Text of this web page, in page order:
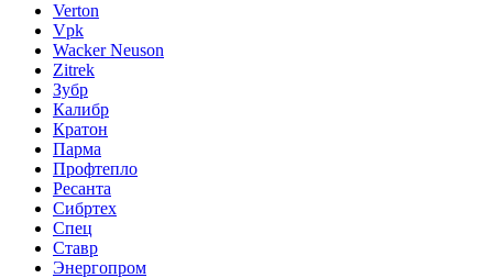
Verton
Vpk
Wacker Neuson
Zitrek
Зубр
Калибр
Кратон
Парма
Профтепло
Ресанта
Сибртех
Спец
Ставр
Энергопром